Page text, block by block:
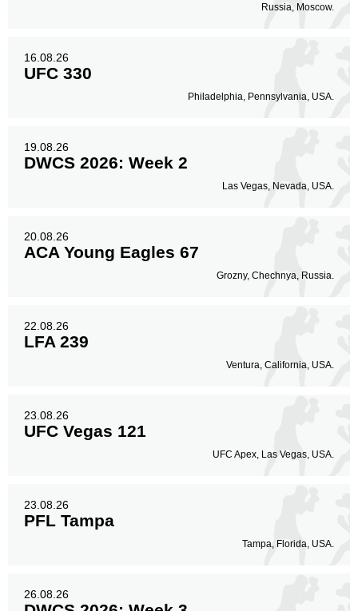
Russia, Moscow.
16.08.26
UFC 330
Philadelphia, Pennsylvania, USA.
19.08.26
DWCS 2026: Week 2
Las Vegas, Nevada, USA.
20.08.26
ACA Young Eagles 67
Grozny, Chechnya, Russia.
22.08.26
LFA 239
Ventura, California, USA.
23.08.26
UFC Vegas 121
UFC Apex, Las Vegas, USA.
23.08.26
PFL Tampa
Tampa, Florida, USA.
26.08.26